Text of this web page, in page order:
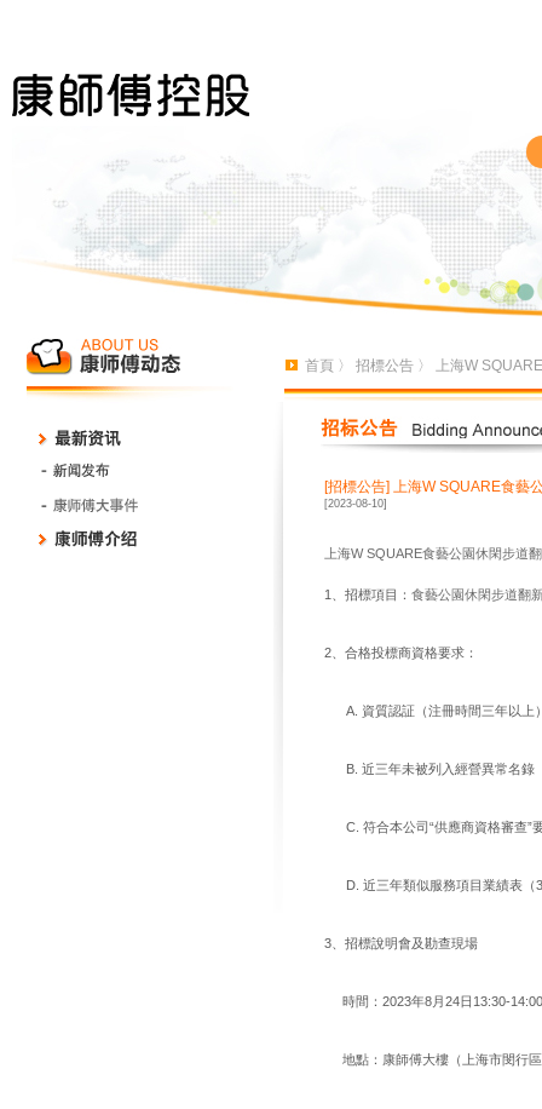
首頁 〉 招標公告 〉 上海W
[招標公告] 上海W SQUARE食藝
[2023-08-10]
上海W SQUARE食藝公園休閑步道
1、招標項目： 食藝公園休閑步道翻
2、合格投標商資格要求：
A. 資質認証（注冊時間三年以上
B. 近三年未被列入經營異常名錄
C. 符合本公司“供應商資格審查”
D. 近三年類似服務項目業績表（
3、招標說明會及勘查現場
時間：2023年8月24日13:30-14:00
地點：康師傅大樓（上海市閔行